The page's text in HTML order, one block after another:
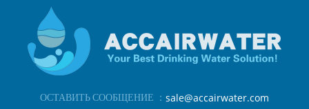
ОСТАВИТЬ СООБЩЕНИЕ ： sale@accairwater.com